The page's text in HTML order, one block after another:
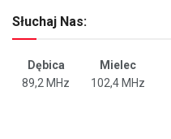
Słuchaj Nas:
Dębica Mielec
89,2 MHz
102,4 MHz